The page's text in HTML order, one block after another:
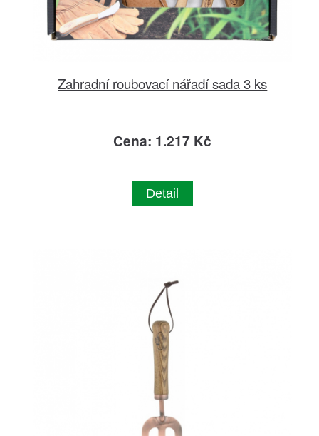
Zahradní roubovací nářadí sada 3 ks
Cena: 1.217 Kč
Detail